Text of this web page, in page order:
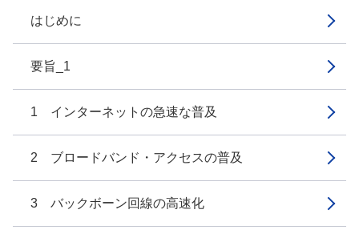
はじめに
要旨_1
1 インターネットの急速な普及
2 ブロードバンド・アクセスの普及
3 バックボーン回線の高速化